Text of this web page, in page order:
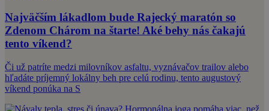
Najväčším lákadlom bude Rajecký maratón so
Zdenom Chárom na štarte! Aké behy nás čakajú
tento víkend?
Či už patríte medzi milovníkov asfaltu, vyznávačov trailov alebo
hľadáte príjemný lokálny beh pre celú rodinu, tento augustový
víkend ponúka na S